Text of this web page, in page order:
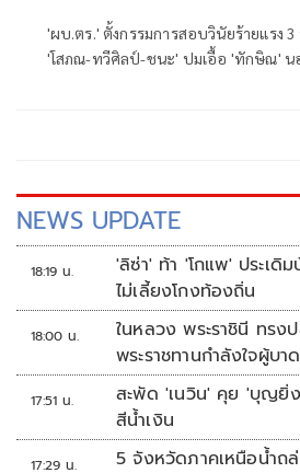
'ผบ.ตร.' ตั้งกรรมการสอบวินัยร้ายแรง
'โสภณ-ทวีศิลป์-ชนะ' ปมเอื้อ 'ทักษิณ' น
NEWS UPDATE
18:19 น.
'ลิซ่า' ท้า 'โกแพ' ประเดิ
ไม่เลี้ยงโกงท้องถิ่น
18:00 น.
ในหลวง พระราชินี ทร
พระราชทานกำลังใจผู้บ
รร.เทพศิรินทร์นนทบุรี
17:51 น.
สะพัด 'เนวิน' คุย 'บุญยิ่ง
สีน้ำเงิน
17:29 น.
5 จังหวัดภาคเหนือน้ำถ